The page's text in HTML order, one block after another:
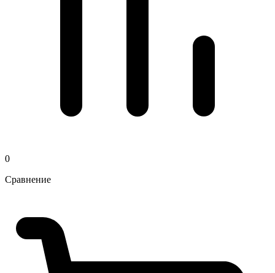
0
Сравнение